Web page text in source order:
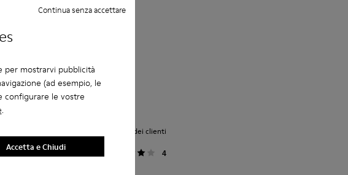
per mostrarvi pubblicità
(ad esempio, le
configurare le vostre
.
Continua senza accettare
Accetta e Chiudi
Valutazione media dei clienti
4